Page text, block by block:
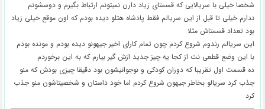
شخصا خیلی با سریالایی که قسمتای زیاد دارن نمیتونم ارتباط بگیرم و دوسشونم
ندارم خیلی تا قبل از این سریالم فقط پادشاه هتلو دیده بودم که اون موقع خیلی زیاد
بود تعداد قسمتاش مثلا
این سریالم رندوم شروع کردم چون تمام کارای اخیر جیهونو دیده بودم و مونده بودم
با این وضع قطعی نت از کجا یه چیز جدید ازش گیر بیارم که به این برخوردم
ده قسمت اول تقریبا که دوران کودکی و نوجوانیشون بود دقیقا چیزی بودش که منو
جذب کرد سریالو بخاطر جیهون شروع کردم اما خود داستان و شخصیتاشون منو جذب
کرد